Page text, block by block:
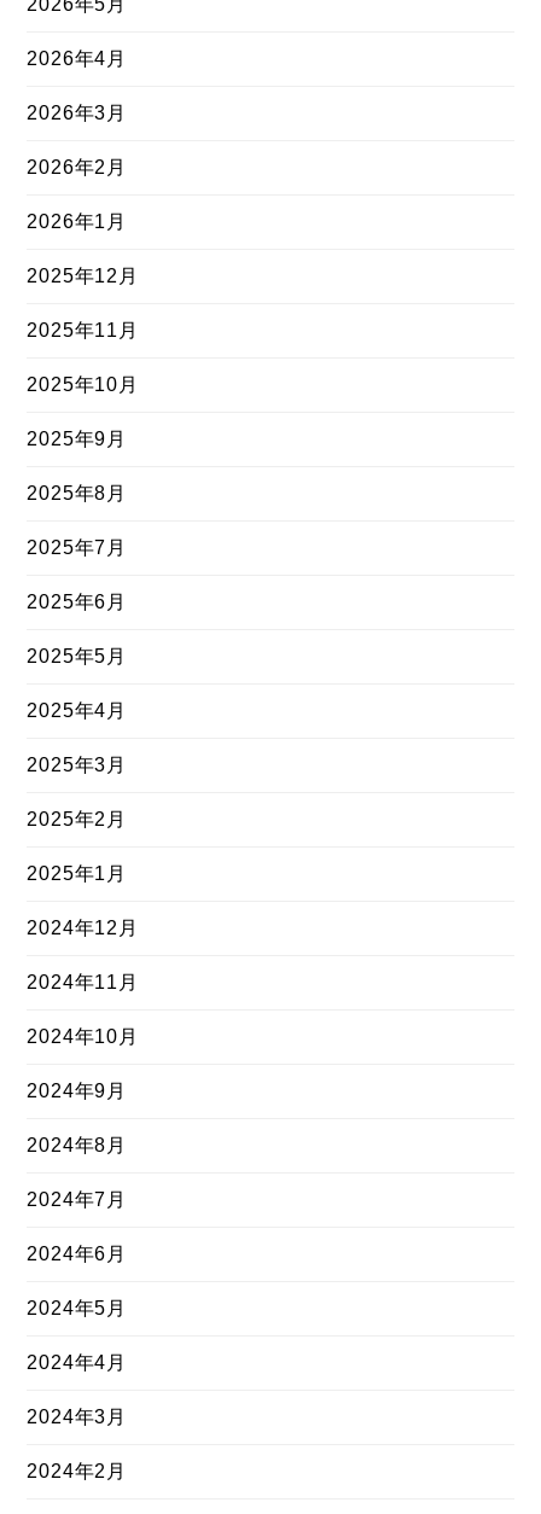
2026年5月
2026年4月
2026年3月
2026年2月
2026年1月
2025年12月
2025年11月
2025年10月
2025年9月
2025年8月
2025年7月
2025年6月
2025年5月
2025年4月
2025年3月
2025年2月
2025年1月
2024年12月
2024年11月
2024年10月
2024年9月
2024年8月
2024年7月
2024年6月
2024年5月
2024年4月
2024年3月
2024年2月